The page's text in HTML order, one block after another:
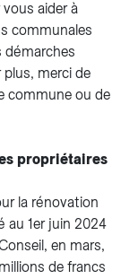
aider à
communales
démarches
plus, merci de
commune ou de
propriétaires
la rénovation
au 1er juin 2024
en mars,
de francs